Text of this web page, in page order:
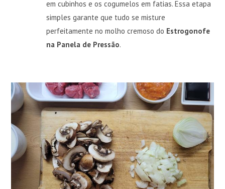
em cubinhos e os cogumelos em fatias. Essa etapa
simples garante que tudo se misture
perfeitamente no molho cremoso do Estrogonofe
na Panela de Pressão.